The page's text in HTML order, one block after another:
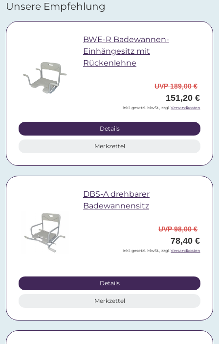
Unsere Empfehlung
BWE-R Badewannen-
Einhängesitz mit
Rückenlehne
UVP 189,00 €
151,20 €
inkl. gesetzl. MwSt., zzgl.Versandkosten
Details
Merkzettel
DBS-A drehbarer
Badewannensitz
UVP 98,00 €
78,40 €
inkl. gesetzl. MwSt., zzgl.Versandkosten
Details
Merkzettel